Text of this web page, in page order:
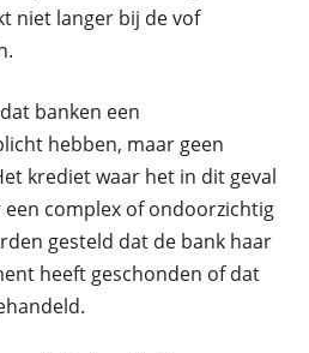
niet langer bij de vof
banken een
hebben, maar geen
krediet waar het in dit geval
complex of ondoorzichtig
gesteld dat de bank haar
heeft geschonden of dat